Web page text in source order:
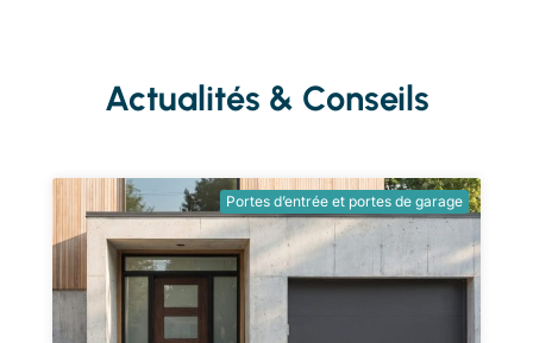
Actualités & Conseils
Portes d’entrée et portes de garage